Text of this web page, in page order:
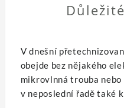
V dnešní
obejde bez nějakého
mikrovlnná trouba
v neposlední řadě také